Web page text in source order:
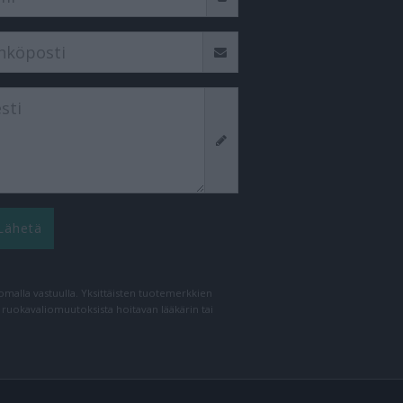
vastuulla. Yksittäisten tuotemerkkien
hoitavan lääkärin tai